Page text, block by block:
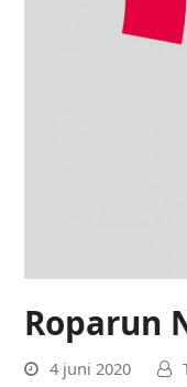
Roparun
4 juni 2020